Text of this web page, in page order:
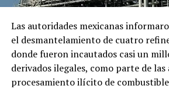
asistencia médica.
Las autoridades mexicanas
el desmantelamiento de cuatro
donde fueron incautados casi un
derivados ilegales, como parte de
procesamiento ilícito de